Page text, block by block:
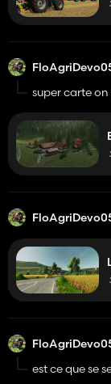
super carte
pas beta super
est ce que se